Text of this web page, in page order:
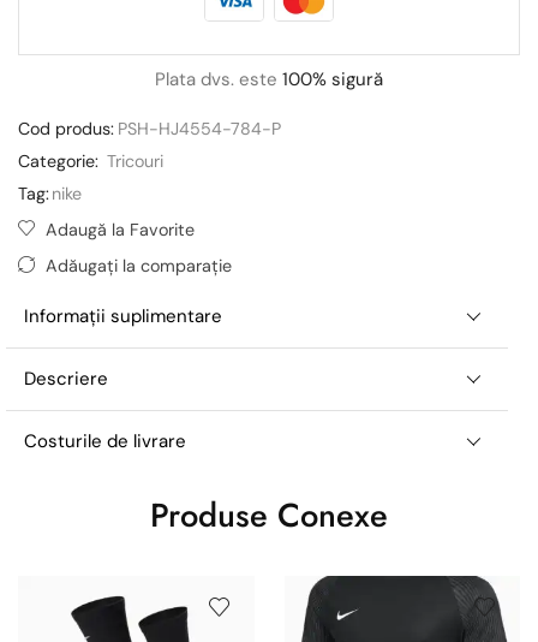
Plata dvs. este 100% sigură
Cod produs: PSH-HJ4554-784-P
Categorie: Tricouri
Tag:nike
Adaugă la Favorite
Adăugați la comparație
Informații suplimentare
Descriere
Costurile de livrare
Produse Conexe